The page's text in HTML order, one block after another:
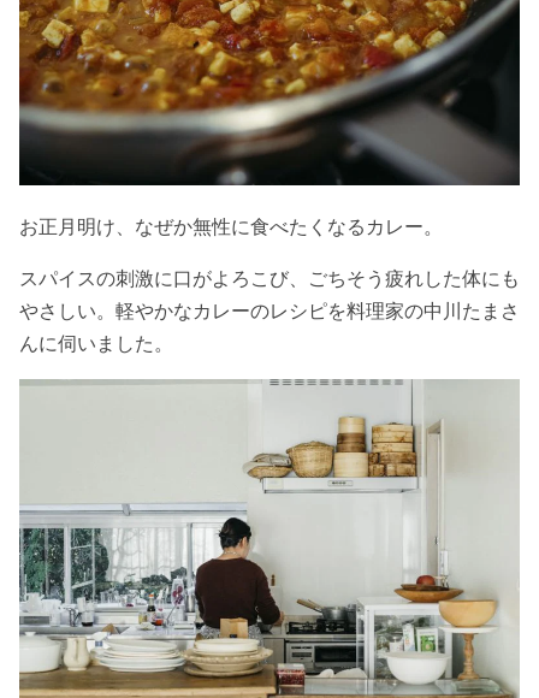
お正月明け、なぜか無性に食べたくなるカレー。
スパイスの刺激に口がよろこび、ごちそう疲れした体にも
やさしい。軽やかなカレーのレシピを料理家の中川たまさ
んに伺いました。